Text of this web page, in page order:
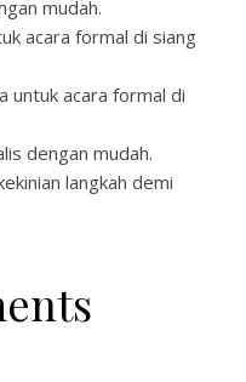
mudah.
acara formal di siang
untuk acara formal di
dengan mudah.
langkah demi